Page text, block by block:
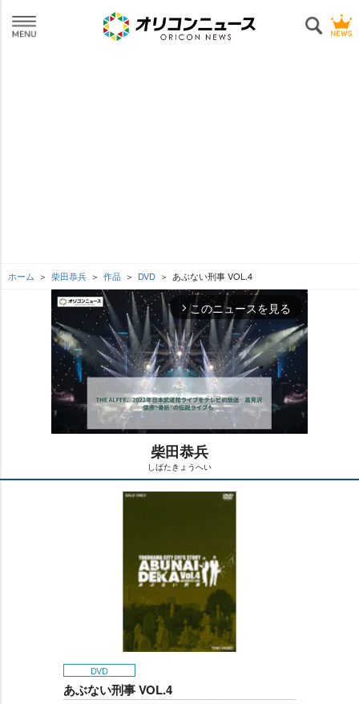
ホーム 柴田恭兵 作品 DVD あぶない刑事 VOL.4
arrow_forward_ios このニュースを見る
M
柴田恭兵
しばたきょうへい
DVD
あぶない刑事 VOL.4